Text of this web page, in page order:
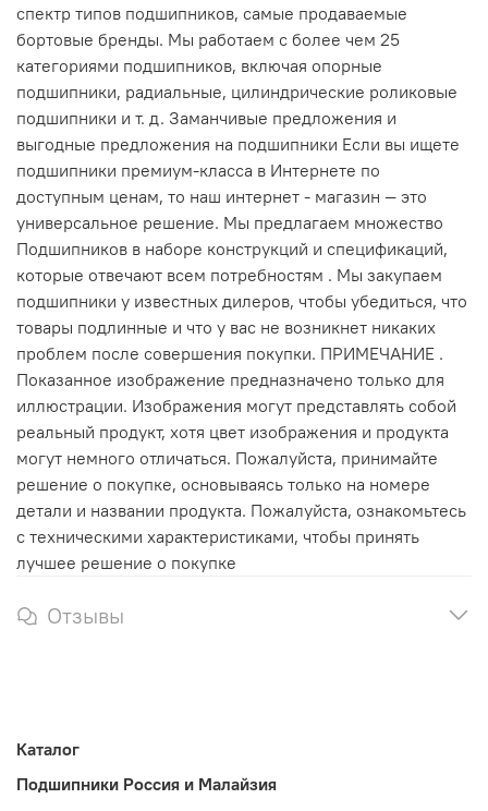
спектр типов подшипников, самые продаваемые
бортовые бренды. Мы работаем с более чем 25
категориями подшипников, включая опорные
подшипники, радиальные, цилиндрические роликовые
подшипники и т. д. Заманчивые предложения и
выгодные предложения на подшипники Если вы ищете
подшипники премиум-класса в Интернете по
доступным ценам, то наш интернет - магазин — это
универсальное решение. Мы предлагаем множество
Подшипников в наборе конструкций и спецификаций,
которые отвечают всем потребностям . Мы закупаем
подшипники у известных дилеров, чтобы убедиться, что
товары подлинные и что у вас не возникнет никаких
проблем после совершения покупки. ПРИМЕЧАНИЕ .
Показанное изображение предназначено только для
иллюстрации. Изображения могут представлять собой
реальный продукт, хотя цвет изображения и продукта
могут немного отличаться. Пожалуйста, принимайте
решение о покупке, основываясь только на номере
детали и названии продукта. Пожалуйста, ознакомьтесь
с техническими характеристиками, чтобы принять
лучшее решение о покупке
Отзывы
Каталог
Подшипники Россия и Малайзия